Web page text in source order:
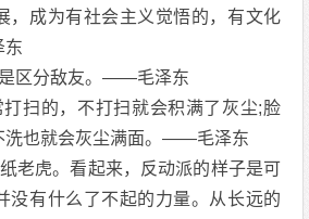
，成为有社会主义觉悟的，有文化
区分敌友。——毛泽东
扫的，不打扫就会积满了灰尘;脸
洗也就会灰尘满面。——毛泽东
老虎。看起来，反动派的样子是可
没有什么了不起的力量。从长远的